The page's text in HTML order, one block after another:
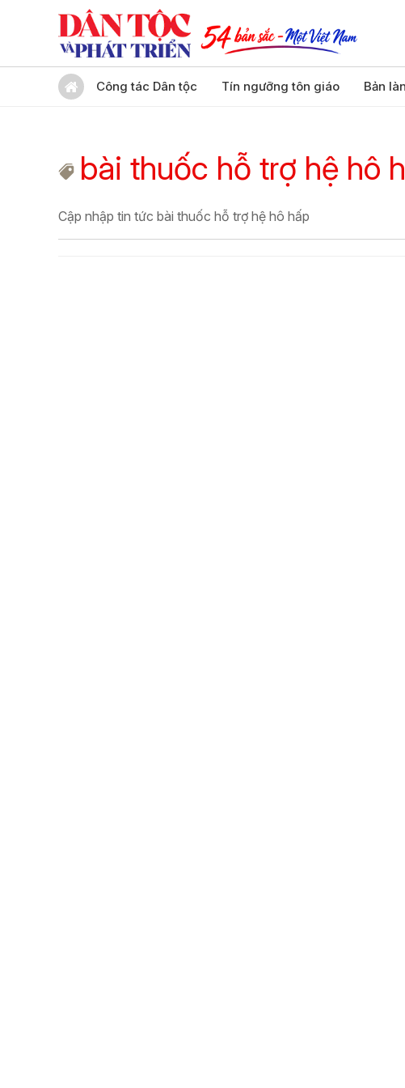
Công tác Dân tộc Tín ngưỡng tôn giáo Bản
bài thuốc hỗ trợ hệ hô
Cập nhập tin tức bài thuốc hỗ trợ hệ hô hấp